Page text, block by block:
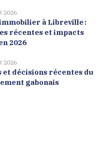
2026
à Libreville :
récentes et impacts
2026
2026
et décisions récentes du
gabonais